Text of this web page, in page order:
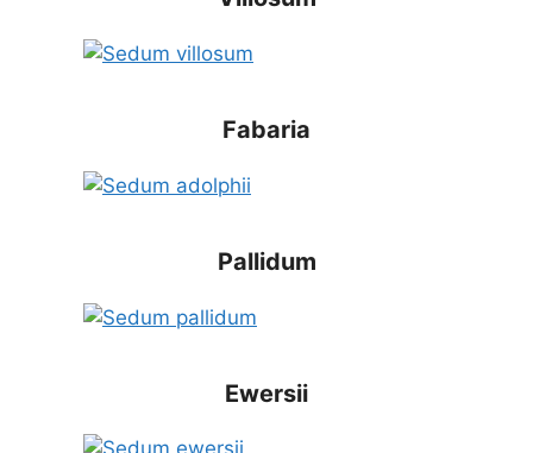
Fabaria
Pallidum
Ewersii